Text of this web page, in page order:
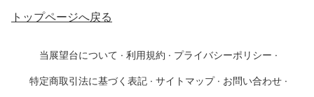
トップページへ戻る
当展望台について · 利用規約 · プライバシーポリシー ·
特定商取引法に基づく表記 · サイトマップ · お問い合わせ ·